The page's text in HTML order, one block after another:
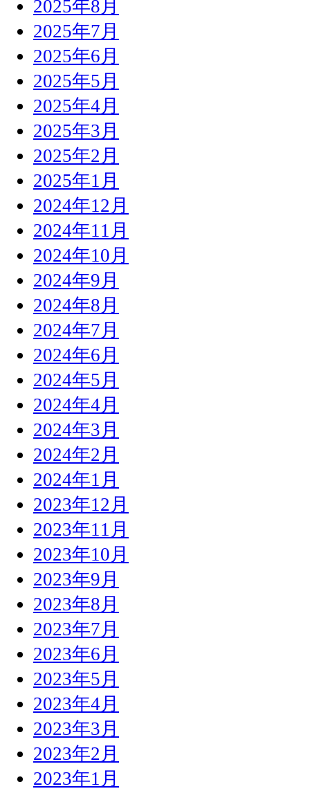
2025年8月
2025年7月
2025年6月
2025年5月
2025年4月
2025年3月
2025年2月
2025年1月
2024年12月
2024年11月
2024年10月
2024年9月
2024年8月
2024年7月
2024年6月
2024年5月
2024年4月
2024年3月
2024年2月
2024年1月
2023年12月
2023年11月
2023年10月
2023年9月
2023年8月
2023年7月
2023年6月
2023年5月
2023年4月
2023年3月
2023年2月
2023年1月